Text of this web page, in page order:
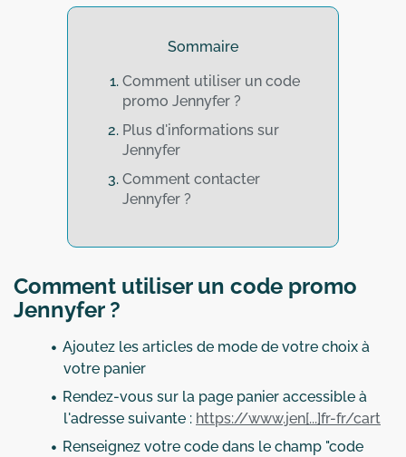
Sommaire
Comment utiliser un code
promo Jennyfer ?
Plus d'informations sur
Jennyfer
Comment contacter
Jennyfer ?
Comment utiliser un code promo
Jennyfer ?
Ajoutez les articles de mode de votre choix à
votre panier
Rendez-vous sur la page panier accessible à
l'adresse suivante : https://www.jen[...]fr-fr/cart
Renseignez votre code dans le champ "code